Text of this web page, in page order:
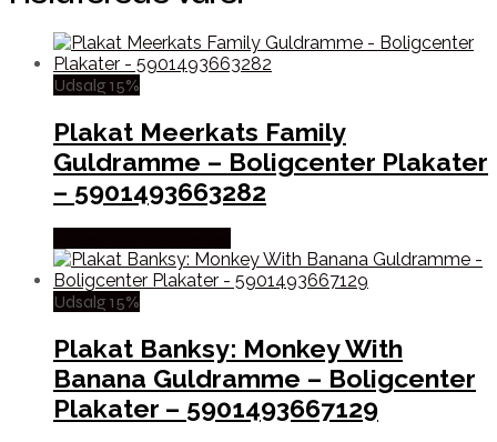
Udsalg 15%
Plakat Meerkats Family
Guldramme – Boligcenter Plakater
– 5901493663282
Udsalg 15%
Plakat Banksy: Monkey With
Banana Guldramme – Boligcenter
Plakater – 5901493667129